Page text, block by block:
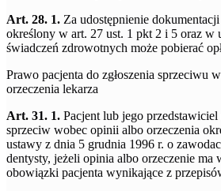
Art. 28. 1. Za udostępnienie
określony w art. 27 ust. 1 pkt 2 i 5 oraz w
świadczeń zdrowotnych może pobierać
Prawo pacjenta do zgłoszenia sprzeciwu
orzeczenia lekarza
Art. 31. 1. Pacjent lub jego
sprzeciw wobec opinii albo orzeczenia
ustawy z dnia 5 grudnia 1996 r. o
dentysty, jeżeli opinia albo orzeczenie ma
obowiązki pacjenta wynikające z